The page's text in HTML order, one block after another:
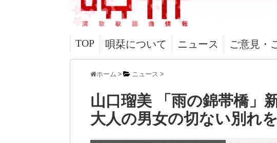
TOP 唄栞について ニュース ご意見・
ホーム > ニュース >
山口瑠美 「雨の錦帯橋」
大人の男女の切ない別れ